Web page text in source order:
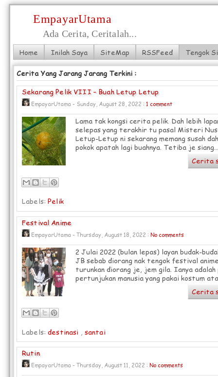
EmpayarUtama
Ada Cerita, Ceritalah...
Home Inilah Saya SiteMap RSSFeed Tengok
Cerita Yang Jarang Jarang Terkini :
Sekarang Pelik VIII – Buah Letup Letup
EmpayarUtama - Sunday, August 28, 2022 : 1 comment
Lama tak kongsi cerita pelik. Dah lebih
selepas yang terakhir tu pasal Misteri
Letup-Letup ni sekarang memang susah
pokok apatah lagi buahnya. Tetiba je siang...
Cerita
Labels:Pelik
Festival Anime
EmpayarUtama - Thursday, August 18, 2022 : No comments
2 Julai 2022 (bulan lepas) layan budak-
JB sebab diorang nak tengok festival
turunkan diorang je, jem gila. Ianya adalah
pertunjukan manusia yang pakai kostum
Cerita
Labels:destinasi santai
Rutin
EmpayarUtama - Thursday, August 11, 2022 : No comments